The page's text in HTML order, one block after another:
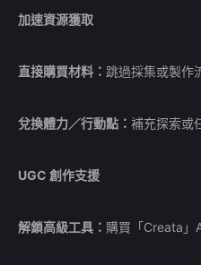
加速資源獲取
直接購買材料： 跳過採集或製作
兌換體力／行動點： 補充探索或
UGC 創作支援
解鎖高級工具： 購買「Creata」